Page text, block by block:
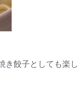
餃子としても楽し